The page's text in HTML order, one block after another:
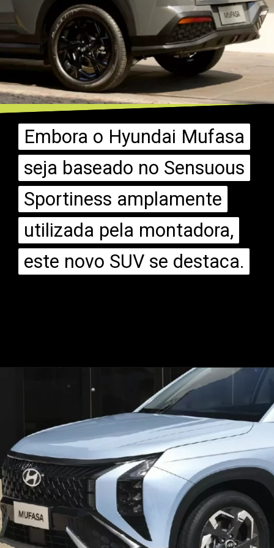
Embora o Hyundai Mufasa
seja baseado no Sensuous
Sportiness amplamente
utilizada pela montadora,
este novo SUV se destaca.
Embora o Hyundai Mufasa
seja baseado no Sensuous
Sportiness amplamente
utilizada pela montadora,
este novo SUV se destaca.